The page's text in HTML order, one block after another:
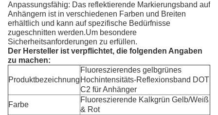
Anpassungsfähig: Das reflektierende Markierungsband auf
Anhängern ist in verschiedenen Farben und Breiten
erhältlich und kann auf spezifische Bedürfnisse
zugeschnitten werden.Um besondere
Sicherheitsanforderungen zu erfüllen.
Der Hersteller ist verpflichtet, die folgenden Angaben
zu machen:
Produktbezeichnung
Fluoreszierendes gelbgrünes
Hochintensitäts-Reflexionsband DOT
C2 für Anhänger
Farbe
Fluoreszierende Kalkgrün Gelb/Weiß
& Rot